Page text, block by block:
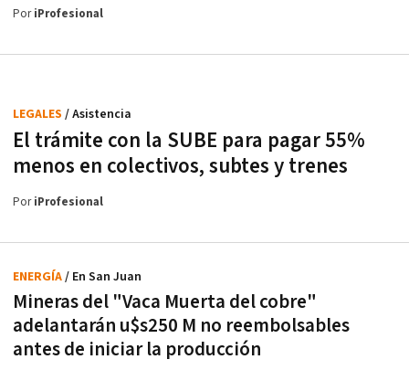
PoriProfesional
El trámite con la SUBE para pagar 55%
menos en colectivos, subtes y trenes
LEGALES / Asistencia
PoriProfesional
Mineras del "Vaca Muerta del cobre"
adelantarán u$s250 M no reembolsables
antes de iniciar la producción
ENERGÍA/ En San Juan